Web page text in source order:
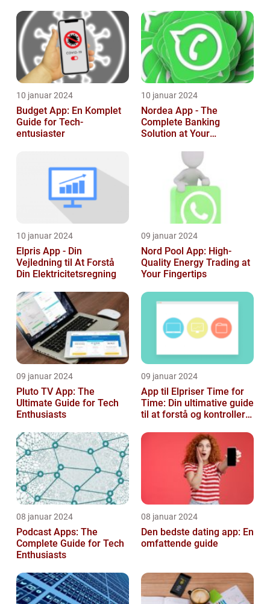
franchisen, og d...
10 januar 2024
Budget App: En Komplet
Guide for Tech-
entusiaster
10 januar 2024
Nordea App - The
Complete Banking
Solution at Your
10 januar 2024
Elpris App - Din
Vejledning til At Forstå
Din Elektricitetsregning
09 januar 2024
Nord Pool App: High-
Quality Energy Trading at
Your Fingertips
09 januar 2024
Pluto TV App: The
Ultimate Guide for Tech
Enthusiasts
09 januar 2024
App til Elpriser Time for
Time: Din ultimative guide
til at forstå og kontrollere
08 januar 2024
Podcast Apps: The
Complete Guide for Tech
Enthusiasts
08 januar 2024
Den bedste dating app: En
omfattende guide